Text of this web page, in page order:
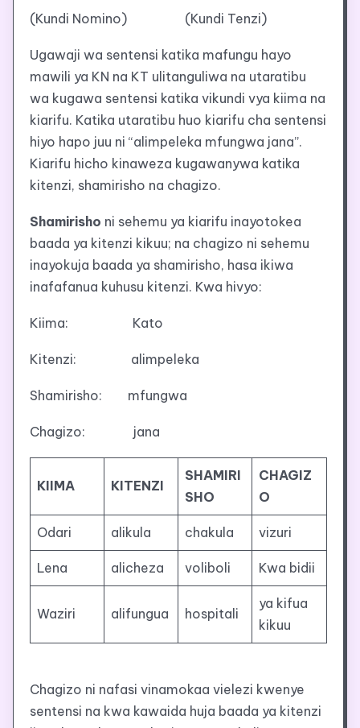
(Kundi Nomino) (Kundi Tenzi)
Ugawaji wa sentensi katika mafungu hayo
mawili ya KN na KT ulitanguliwa na utaratibu
wa kugawa sentensi katika vikundi vya kiima na
kiarifu. Katika utaratibu huo kiarifu cha sentensi
hiyo hapo juu ni “alimpeleka mfungwa jana”.
Kiarifu hicho kinaweza kugawanywa katika
kitenzi, shamirisho na chagizo.
Shamirisho ni sehemu ya kiarifu inayotokea
baada ya kitenzi kikuu; na chagizo ni sehemu
inayokuja baada ya shamirisho, hasa ikiwa
inafafanua kuhusu kitenzi. Kwa hivyo:
Kiima: Kato
Kitenzi: alimpeleka
Shamirisho: mfungwa
Chagizo: jana
KIIMA KITENZI
SHAMIRI
SHO
CHAGIZ
O
Odari alikula chakula vizuri
Lena alicheza voliboli Kwa bidii
Waziri alifungua hospitali
ya kifua
kikuu
Chagizo ni nafasi vinamokaa vielezi kwenye
sentensi na kwa kawaida huja baada ya kitenzi